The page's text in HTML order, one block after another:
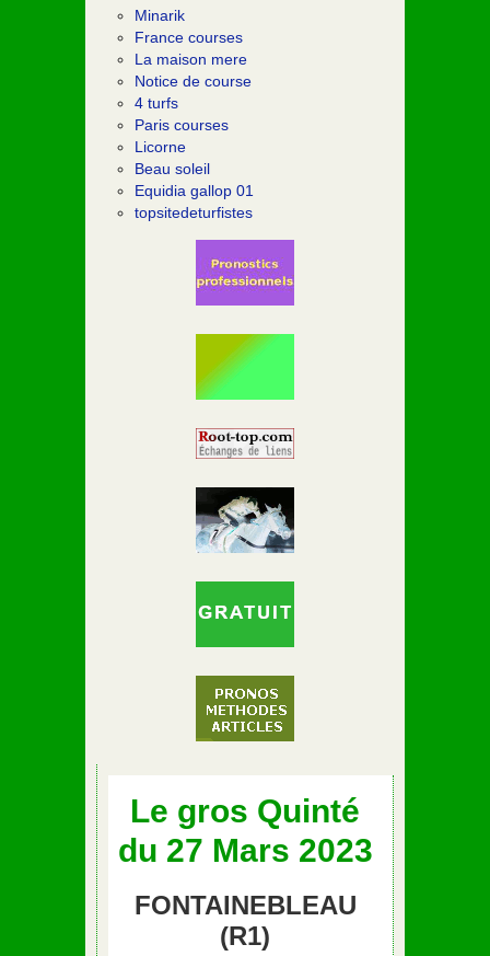
Minarik
France courses
La maison mere
Notice de course
4 turfs
Paris courses
Licorne
Beau soleil
Equidia gallop 01
topsitedeturfistes
Le gros Quinté
du 27 Mars 2023
FONTAINEBLEAU
(R1)